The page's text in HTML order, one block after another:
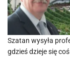
Szatan wysyła
gdzieś dzieje się